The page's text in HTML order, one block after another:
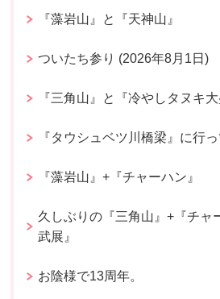
『藻岩山』と『天神山』
ついたち参り (2026年8月1日)
『三角山』と『冷やしタヌキ大
『タウシュベツ川橋梁』に行
『藻岩山』+『チャーハン』
久しぶりの『三角山』+『チャ
武展』
お陰様で13周年。